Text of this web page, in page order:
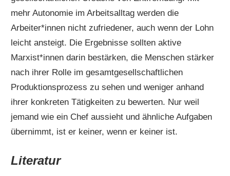
mehr Autonomie im Arbeitsalltag werden die
Arbeiter*innen nicht zufriedener, auch wenn der Lohn
leicht ansteigt. Die Ergebnisse sollten aktive
Marxist*innen darin bestärken, die Menschen stärker
nach ihrer Rolle im gesamtgesellschaftlichen
Produktionsprozess zu sehen und weniger anhand
ihrer konkreten Tätigkeiten zu bewerten. Nur weil
jemand wie ein Chef aussieht und ähnliche Aufgaben
übernimmt, ist er keiner, wenn er keiner ist.
Literatur